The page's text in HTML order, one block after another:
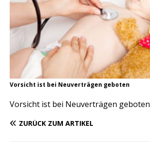
Vorsicht ist bei Neuverträgen geboten
Vorsicht ist bei Neuverträgen geboten
ZURÜCK ZUM ARTIKEL